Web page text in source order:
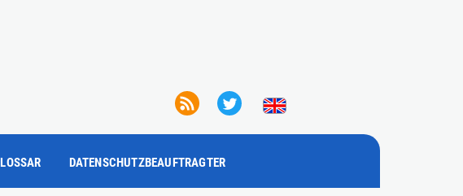
DATENSCHUTZBEAUFTRAGTER